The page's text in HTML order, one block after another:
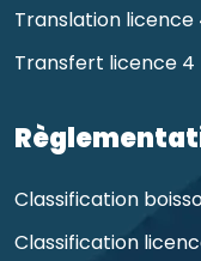
Translation licence
Transfert licence 4
Classification
Classification